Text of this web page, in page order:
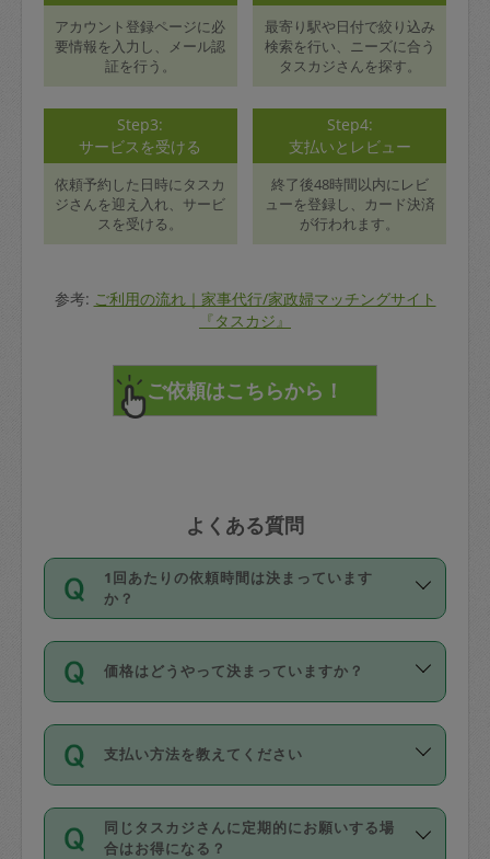
アカウント登録ページに必
要情報を入力し、メール認
証を行う。
最寄り駅や日付で絞り込み
検索を行い、ニーズに合う
タスカジさんを探す。
Step3:
サービスを受ける
依頼予約した日時にタスカ
ジさんを迎え入れ、サービ
スを受ける。
Step4:
支払いとレビュー
終了後48時間以内にレビ
ューを登録し、カード決済
が行われます。
参考: ご利用の流れ｜家事代行/家政婦マッチングサイト
『タスカジ』
よくある質問
1回あたりの依頼時間は決まっています
か？
依頼1回につき3時間固定です。3時間を
超えて依頼したい場合は、延長機能をご
利用ください。機能をご利用いただくに
の上事前申請することが必要です。な
お、3時間を下回っても、値引き等はござ
いません。
価格はどうやって決まっていますか？
11種類の価格帯の中からタスカジさん自
身が価格を選んで設定しています。
タスカジさんの価格設定には最初は制限
があり、レビュー件数、レビューの平均
値、などで除々に設定可能な最高額が上
支払い方法を教えてください
お支払方法はクレジットカード（Visa／
Master／JCB／AMERICAN EXPRESS／
同じタスカジさんに定期的にお願いする場
合はお得になる？